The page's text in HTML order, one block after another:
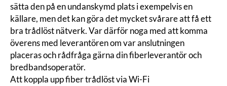
sätta den på en undanskymd plats i exempelvis en
källare, men det kan göra det mycket svårare att få ett
bra trådlöst nätverk. Var därför noga med att komma
överens med leverantören om var anslutningen
placeras och rådfråga gärna din fiberleverantör och
bredbandsoperatör.
Att koppla upp fiber trådlöst via Wi-Fi